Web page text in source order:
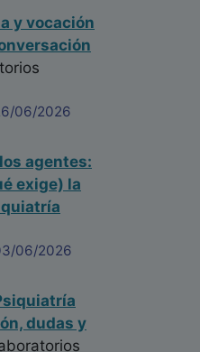
y vocación
06/2026
agentes:
exige) la
06/2026
dudas y